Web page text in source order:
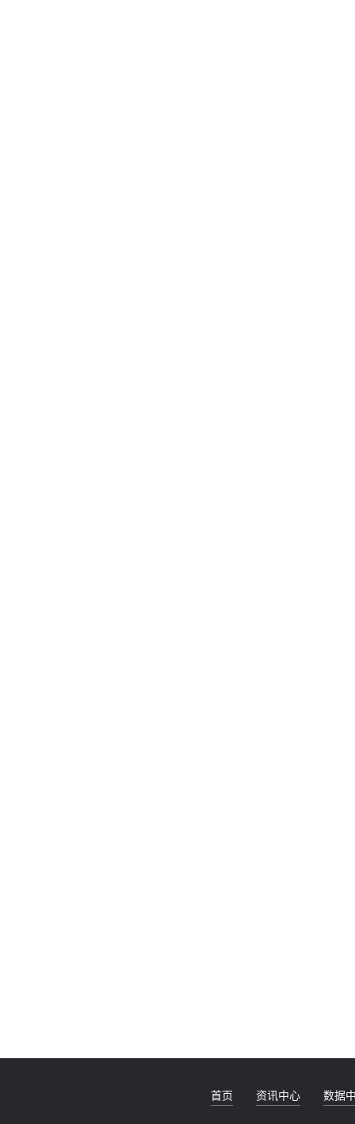
首页 资讯中心 数据